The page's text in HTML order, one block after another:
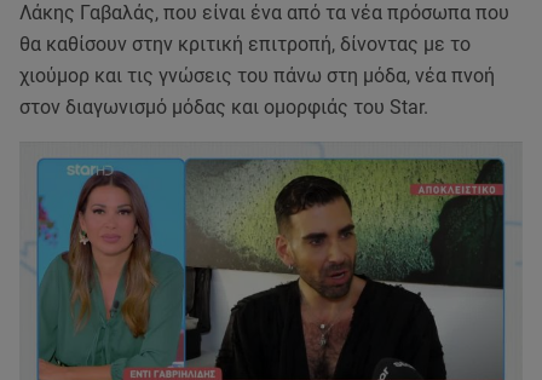
Λάκης Γαβαλάς, που είναι ένα από τα νέα πρόσωπα που
θα καθίσουν στην κριτική επιτροπή, δίνοντας με το
χιούμορ και τις γνώσεις του πάνω στη μόδα, νέα πνοή
στον διαγωνισμό μόδας και ομορφιάς του Star.